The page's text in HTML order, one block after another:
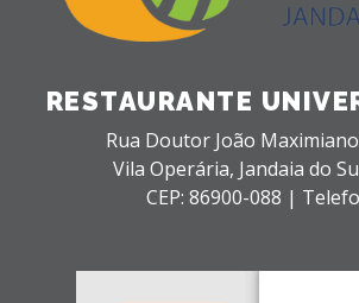
RESTAURANTE
Rua Doutor João
Vila Operária, Jandaia do
CEP: 86900-088 |